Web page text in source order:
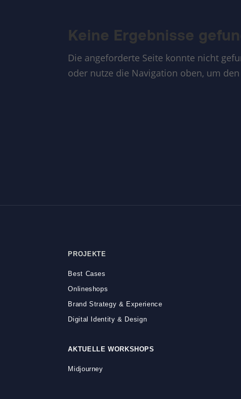
Keine Ergebnisse
Die angeforderte Seite konnte nicht
oder nutze die Navigation oben, um
PROJEKTE
Best Cases
Onlineshops
Brand Strategy & Experience
Digital Identity & Design
AKTUELLE WORKSHOPS
Midjourney